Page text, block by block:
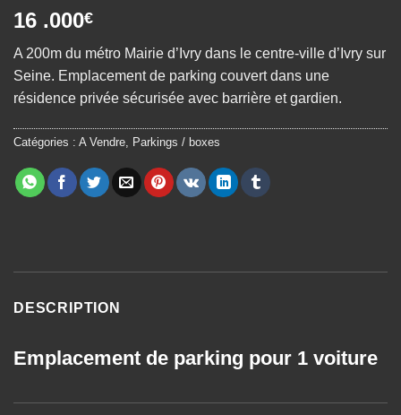
16 .000€
A 200m du métro Mairie d’Ivry dans le centre-ville d’Ivry sur
Seine. Emplacement de parking couvert dans une
résidence privée sécurisée avec barrière et gardien.
Catégories : A Vendre, Parkings / boxes
DESCRIPTION
Emplacement de parking pour 1 voiture